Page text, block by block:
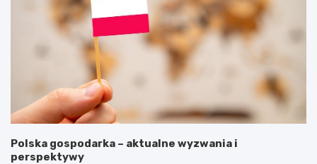
Polska gospodarka – aktualne wyzwania i
perspektywy